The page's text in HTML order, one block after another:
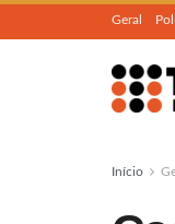
Geral
Início